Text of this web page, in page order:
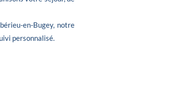
en-Bugey, notre
personnalisé.